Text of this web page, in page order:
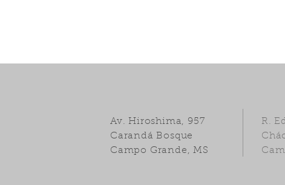
Av. Hiroshima, 957
Carandá Bosque
Campo Grande, MS
R.